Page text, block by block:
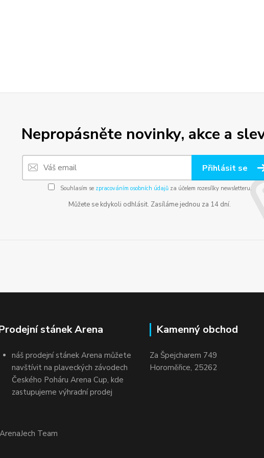
Nepropásněte novinky, akce a
Přihlásit se
Souhlasím se zpracováním osobních údajůza účelem rozesílky newsletteru.
Můžete se kdykoli odhlásit. Zasíláme jednou za 14 dní.
stánek Arena
náš prodejní stánek Arena můžete
navštívit na plaveckých závodech
Českého Poháru Arena Cup, kde
zastupujeme výhradní prodej
Kamenný obchod
Za Špejcharem 749
Horoměřice, 25262